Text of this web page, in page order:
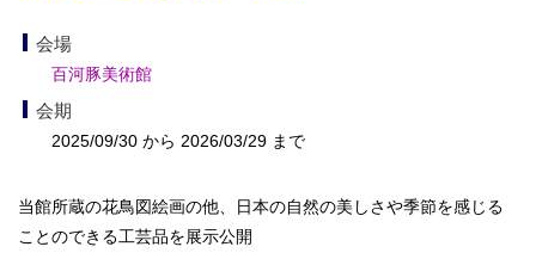
会場
百河豚美術館
会期
2025/09/30 から 2026/03/29 まで
当館所蔵の花鳥図絵画の他、日本の自然の美しさや季節を感じる
ことのできる工芸品を展示公開